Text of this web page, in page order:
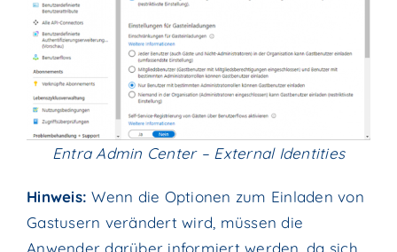
Entra Admin Center – External Identities
Hinweis: Wenn die Optionen zum Einladen von
Gastusern verändert wird, müssen die
Anwender darüber informiert werden, da sich